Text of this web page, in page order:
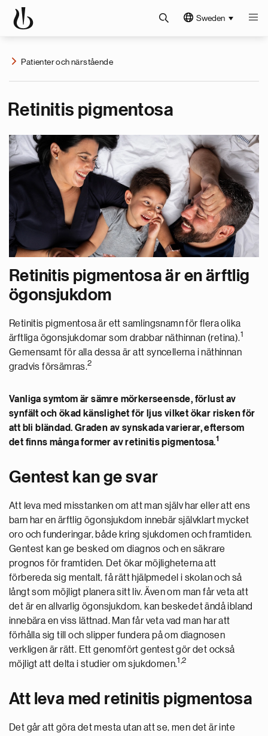
Sweden
Patienter och närstående
Retinitis pigmentosa
Retinitis pigmentosa är en ärftlig
ögonsjukdom
Retinitis pigmentosa är ett samlingsnamn för flera olika
ärftliga ögonsjukdomar som drabbar näthinnan (retina).1
Gemensamt för alla dessa är att syncellerna i näthinnan
gradvis försämras.2
Vanliga symtom är sämre mörkerseensde, förlust av
synfält och ökad känslighet för ljus vilket ökar risken för
att bli bländad. Graden av synskada varierar, eftersom
det finns många former av retinitis pigmentosa.1
Gentest kan ge svar
Att leva med misstanken om att man själv har eller att ens
barn har en ärftlig ögonsjukdom innebär självklart mycket
oro och funderingar, både kring sjukdomen och framtiden.
Gentest kan ge besked om diagnos och en säkrare
prognos för framtiden. Det ökar möjligheterna att
förbereda sig mentalt, få rätt hjälpmedel i skolan och så
långt som möjligt planera sitt liv. Även om man får veta att
det är en allvarlig ögonsjukdom, kan beskedet ändå ibland
innebära en viss lättnad. Man får veta vad man har att
förhålla sig till och slipper fundera på om diagnosen
verkligen är rätt. Ett genomfört gentest gör det också
möjligt att delta i studier om sjukdomen.1,2
Att leva med retinitis pigmentosa
Det går att göra det mesta utan att se, men det är inte